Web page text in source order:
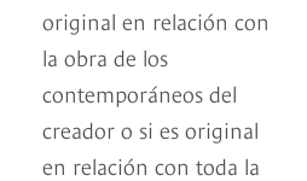
original en relación con
la obra de los
contemporáneos del
creador o si es original
en relación con toda la